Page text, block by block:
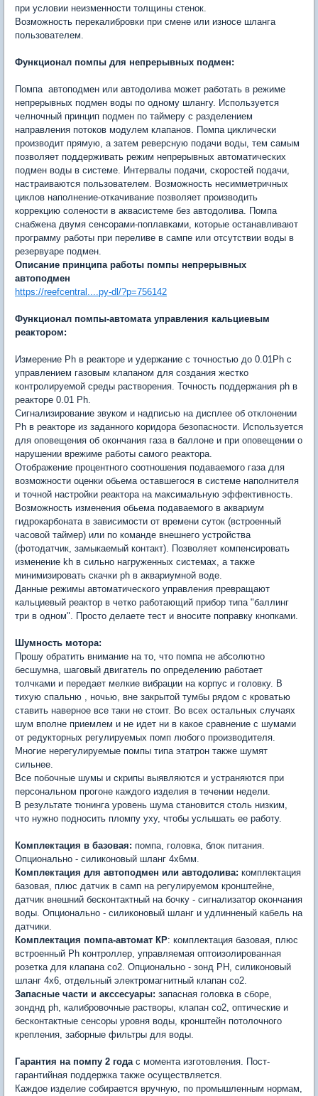
при условии неизменности толщины стенок.
Возможность перекалибровки при смене или износе шланга
пользователем.
Функционал помпы для непрерывных подмен:
Помпа автоподмен или автодолива может работать в режиме
непрерывных подмен воды по одному шлангу. Используется
челночный принцип подмен по таймеру с разделением
направления потоков модулем клапанов. Помпа циклически
производит прямую, а затем реверсную подачи воды, тем самым
позволяет поддерживать режим непрерывных автоматических
подмен воды в системе. Интервалы подачи, скоростей подачи,
настраиваются пользователем. Возможность несимметричных
циклов наполнение-откачивание позволяет производить
коррекцию солености в аквасистеме без автодолива. Помпа
снабжена двумя сенсорами-поплавками, которые останавливают
программу работы при переливе в сампе или отсутствии воды в
резервуаре подмен.
Описание принципа работы помпы непрерывных
автоподмен
https://reefcentral....py-dl/?p=756142
Функционал помпы-автомата управления кальциевым
реактором:
Измерение Ph в реакторе и удержание с точностью до 0.01Ph с
управлением газовым клапаном для создания жестко
контролируемой среды растворения. Точность поддержания ph в
реакторе 0.01 Ph.
Сигнализирование звуком и надписью на дисплее об отклонении
Ph в реакторе из заданного коридора безопасности. Используется
для оповещения об окончания газа в баллоне и при оповещении о
нарушении врежиме работы самого реактора.
Отображение процентного соотношения подаваемого газа для
возможности оценки обьема оставшегося в системе наполнителя
и точной настройки реактора на максимальную эффективность.
Возможность изменения обьема подаваемого в аквариум
гидрокарбоната в зависимости от времени суток (встроенный
часовой таймер) или по команде внешнего устройства
(фотодатчик, замыкаемый контакт). Позволяет компенсировать
изменение kh в сильно нагруженных системах, а также
минимизировать скачки ph в аквариумной воде.
Данные режимы автоматического управления превращают
кальциевый реактор в четко работающий прибор типа "баллинг
три в одном". Просто делаете тест и вносите поправку кнопками.
Шумность мотора:
Прошу обратить внимание на то, что помпа не абсолютно
бесшумна, шаговый двигатель по определению работает
толчками и передает мелкие вибрации на корпус и головку. В
тихую спальню , ночью, вне закрытой тумбы рядом с кроватью
ставить наверное все таки не стоит. Во всех остальных случаях
шум вполне приемлем и не идет ни в какое сравнение с шумами
от редукторных регулируемых помп любого производителя.
Многие нерегулируемые помпы типа этатрон также шумят
сильнее.
Все побочные шумы и скрипы выявляются и устраняются при
персональном прогоне каждого изделия в течении недели.
В результате тюнинга уровень шума становится столь низким,
что нужно подносить пломпу уху, чтобы услышать ее работу.
Комплектация в базовая: помпа, головка, блок питания.
Опционально - силиконовый шланг 4х6мм.
Комплектация для автоподмен или автодолива: комплектация
базовая, плюс датчик в самп на регулируемом кронштейне,
датчик внешний бесконтактный на бочку - сигнализатор окончания
воды. Опционально - силиконовый шланг и удлинненый кабель на
датчики.
Комплектация помпа-автомат КР: комплектация базовая, плюс
встроенный Ph контроллер, управляемая оптоизолированная
розетка для клапана со2. Опционально - зонд PH, силиконовый
шланг 4х6, отдельный электромагнитный клапан со2.
Запасные части и акссесуары: запасная головка в сборе,
зонднд ph, калибровочные растворы, клапан со2, оптические и
бесконтактные сенсоры уровня воды, кронштейн потолочного
крепления, заборные фильтры для воды.
Гарантия на помпу 2 годас момента изготовления. Пост-
гарантийная поддержка также осуществляется.
Каждое изделие собирается вручную, по промышленным нормам,